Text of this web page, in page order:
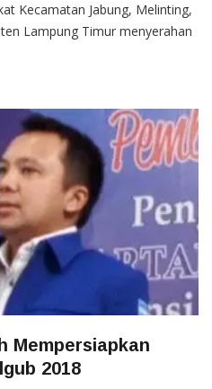
Kecamatan Jabung, Melinting,
Lampung Timur menyerahan
Mempersiapkan
2018